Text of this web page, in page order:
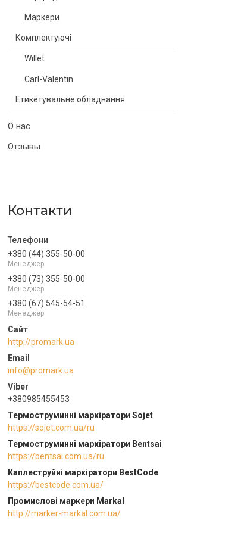
Маркери
Комплектуючі
Willet
Carl-Valentin
Етикетувальне обладнання
О нас
Отзывы
Контакти
+380 (44) 355-50-00
Менеджер
+380 (73) 355-50-00
Менеджер
+380 (67) 545-54-51
Менеджер
http://promark.ua
info@promark.ua
+380985455453
Термоструминні маркіратори Sojet
https://sojet.com.ua/ru
Термоструминні маркіратори Bentsai
https://bentsai.com.ua/ru
Каплеструйні маркіратори BestCode
https://bestcode.com.ua/
Промислові маркери Markal
http://marker-markal.com.ua/